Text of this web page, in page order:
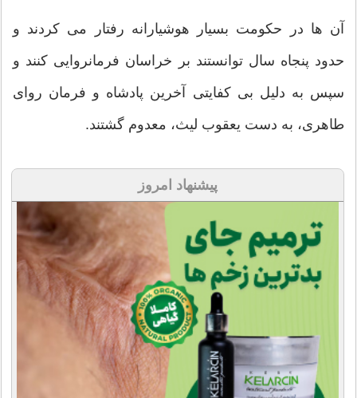
آن ها در حکومت بسیار هوشیارانه رفتار می کردند و
حدود پنجاه سال توانستند بر خراسان فرمانروایی کنند و
سپس به دلیل بی کفایتی آخرین پادشاه و فرمان روای
طاهری، به دست یعقوب لیث، معدوم گشتند.
پیشنهاد امروز